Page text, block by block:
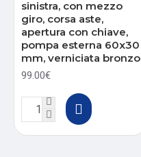
sinistra, con mezzo
giro, corsa aste,
apertura con chiave,
pompa esterna 60x30
mm, verniciata bronzo
99.00€